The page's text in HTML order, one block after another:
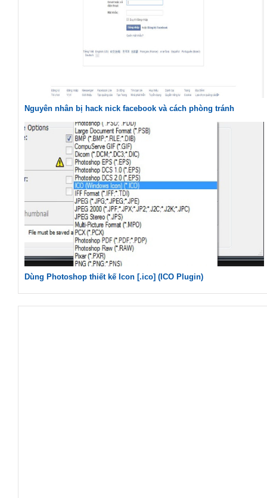
Nguyên nhân bị hack nick facebook và cách phòng tránh
Dùng Photoshop thiết kế Icon [.ico] (ICO Plugin)